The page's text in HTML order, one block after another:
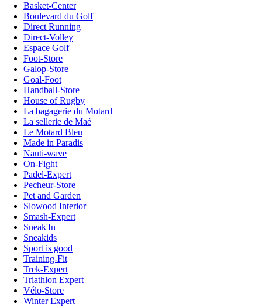
Basket-Center
Boulevard du Golf
Direct Running
Direct-Volley
Espace Golf
Foot-Store
Galop-Store
Goal-Foot
Handball-Store
House of Rugby
La bagagerie du Motard
La sellerie de Maé
Le Motard Bleu
Made in Paradis
Nauti-wave
On-Fight
Padel-Expert
Pecheur-Store
Pet and Garden
Slowood Interior
Smash-Expert
Sneak'In
Sneakids
Sport is good
Training-Fit
Trek-Expert
Triathlon Expert
Vélo-Store
Winter Expert